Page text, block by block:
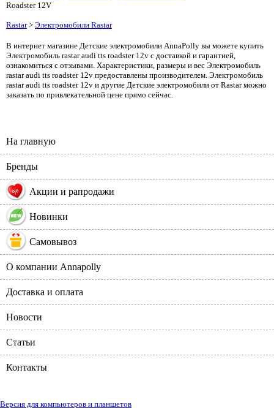
Roadster 12V
Rastar> Электромобили Rastar
В интернет магазине Детские электромобили AnnaPolly вы можете купить
Электромобиль rastar audi tts roadster 12v с доставкой и гарантией,
ознакомиться с отзывами. Характеристики, размеры и вес Электромобиль
rastar audi tts roadster 12v предоставлены производителем. Электромобиль
rastar audi tts roadster 12v и другие Детские электромобили от Rastar можно
заказать по привлекательной цене прямо сейчас.
На главную
Бренды
% Акции и рапродажи
Новинки
Самовывоз
О компании Annapolly
Доставка и оплата
Новости
Статьи
Контакты
Версия для компьютеров и планшетов